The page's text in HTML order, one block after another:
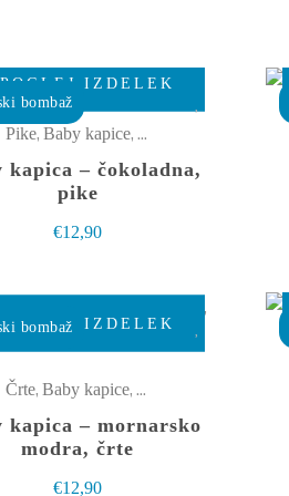
bombaž
POGLEJ IZDELEK
Ta
na
strani
Pike, Baby kapice, Oblačila
kapica – čokoladna,
pike
€12,90
bombaž IZDELEK
Ta
Črte, Baby kapice, Oblačila
kapica – mornarsko
modra, črte
€12,90